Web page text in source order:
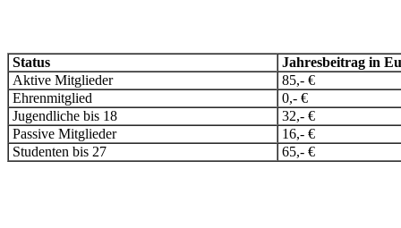
Status
Jahresbeitrag in
Aktive Mitglieder
85,- €
Ehrenmitglied
0,- €
Jugendliche bis 18
32,- €
Passive Mitglieder
16,- €
Studenten bis 27
65,- €